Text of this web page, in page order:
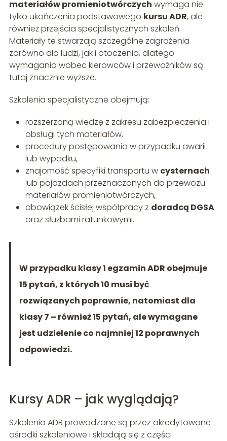
materiałów promieniotwórczych wymaga nie
tylko ukończenia podstawowego kursu ADR, ale
również przejścia specjalistycznych szkoleń.
Materiały te stwarzają szczególne zagrożenia
zarówno dla ludzi, jak i otoczenia, dlatego
wymagania wobec kierowców i przewoźników są
tutaj znacznie wyższe.
Szkolenia specjalistyczne obejmują:
rozszerzoną wiedzę z zakresu zabezpieczenia i
obsługi tych materiałów,
procedury postępowania w przypadku awarii
lub wypadku,
znajomość specyfiki transportu w cysternach
lub pojazdach przeznaczonych do przewozu
materiałów promieniotwórczych,
obowiązek ścisłej współpracy z doradcą DGSA
oraz służbami ratunkowymi.
W przypadku klasy 1 egzamin ADR obejmuje
15 pytań, z których 10 musi być
rozwiązanych poprawnie, natomiast dla
klasy 7 – również 15 pytań, ale wymagane
jest udzielenie co najmniej 12 poprawnych
odpowiedzi.
Kursy ADR – jak wyglądają?
Szkolenia ADR prowadzone są przez akredytowane
ośrodki szkoleniowe i składają się z części